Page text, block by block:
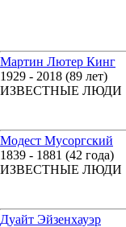
Мартин Лютер Кинг
1929 - 2018 (89 лет)
ИЗВЕСТНЫЕ ЛЮДИ
Модест Мусоргский
1839 - 1881 (42 года)
ИЗВЕСТНЫЕ ЛЮДИ
Дуайт Эйзенхауэр